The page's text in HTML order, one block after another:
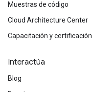
Muestras de código
Cloud Architecture Center
Capacitación y certificación
Interactúa
Blog